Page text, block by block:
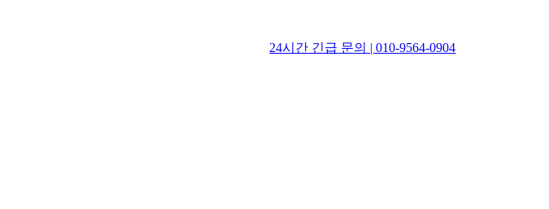
24시간 긴급 문의 | 010-9564-0904